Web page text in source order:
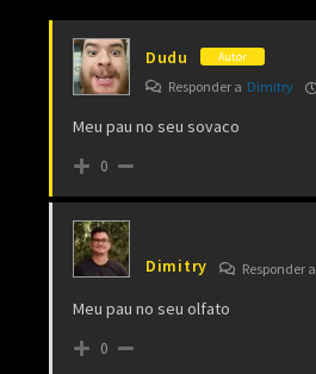
Dudu Autor
Responder a Dimitry
Meu pau no seu sovaco
0
Dimitry Responder a
Meu pau no seu olfato
0